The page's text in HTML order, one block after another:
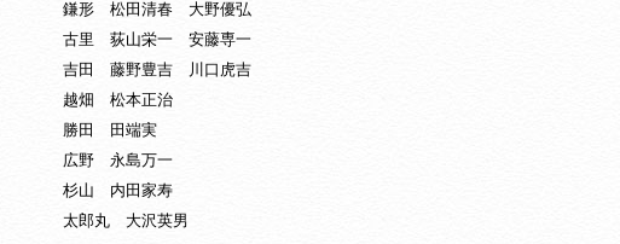
鎌形 松田清春 大野優弘
古里 荻山栄一 安藤専一
吉田 藤野豊吉 川口虎吉
越畑 松本正治
勝田 田端実
広野 永島万一
杉山 内田家寿
太郎丸 大沢英男